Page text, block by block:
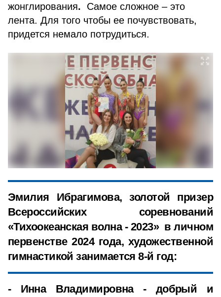
жонглирования. Самое сложное – это
лента. Для того чтобы ее почувствовать,
придется немало потрудиться.
Эмилия Ибрагимова, золотой призер
Всероссийских соревнований
«Тихоокеанская волна - 2023» в личном
первенстве 2024 года, художественной
гимнастикой занимается 8-й год:
- Инна Владимировна - добрый и